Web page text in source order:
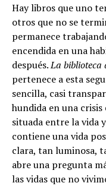
Hay libros que uno
otros que no se
permanece
encendida en una
después.La biblioteca
pertenece a esta
sencilla, casi
hundida en una
situada entre la vida
contiene una vida
clara, tan luminosa,
abre una pregunta
las vidas que no